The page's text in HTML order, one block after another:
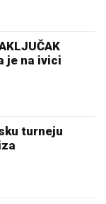
je na ivici
turneju